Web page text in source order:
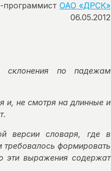
ОАО «ДРСК»
06.05.2012
склонения по падежам
и, не смотря на длинные и
версии словаря, где в
формировать
эти выражения содержат